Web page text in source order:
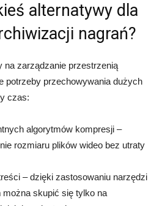
alternatywy dla
nagrań?
na zarządzanie przestrzenią
potrzeby przechowywania dużych
czas:
algorytmów kompresji –
rozmiaru plików wideo bez utraty
– dzięki zastosowaniu narzędzi
można skupić się tylko na